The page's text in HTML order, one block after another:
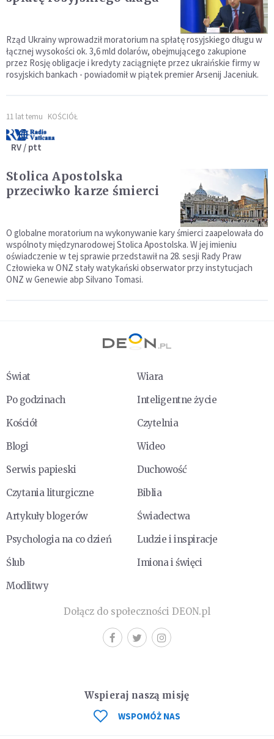
Rząd Ukrainy wprowadził moratorium na spłatę rosyjskiego długu w
łącznej wysokości ok. 3,6 mld dolarów, obejmującego zakupione
przez Rosję obligacje i kredyty zaciągnięte przez ukraińskie firmy w
rosyjskich bankach - powiadomił w piątek premier Arsenij Jaceniuk.
11 lat temu KOŚCIÓŁ
RV / ptt
Stolica Apostolska
przeciwko karze śmierci
O globalne moratorium na wykonywanie kary śmierci zaapelowała do
wspólnoty międzynarodowej Stolica Apostolska. W jej imieniu
oświadczenie w tej sprawie przedstawił na 28. sesji Rady Praw
Człowieka w ONZ stały watykański obserwator przy instytucjach
ONZ w Genewie abp Silvano Tomasi.
Świat
Wiara
Po godzinach
Inteligentne życie
Kościół
Czytelnia
Blogi
Wideo
Serwis papieski
Duchowość
Czytania liturgiczne
Biblia
Artykuły blogerów
Świadectwa
Psychologia na co dzień
Ludzie i inspiracje
Ślub
Imiona i święci
Modlitwy
Dołącz do społeczności DEON.pl
Wspieraj naszą misję
WSPOMÓŻ NAS